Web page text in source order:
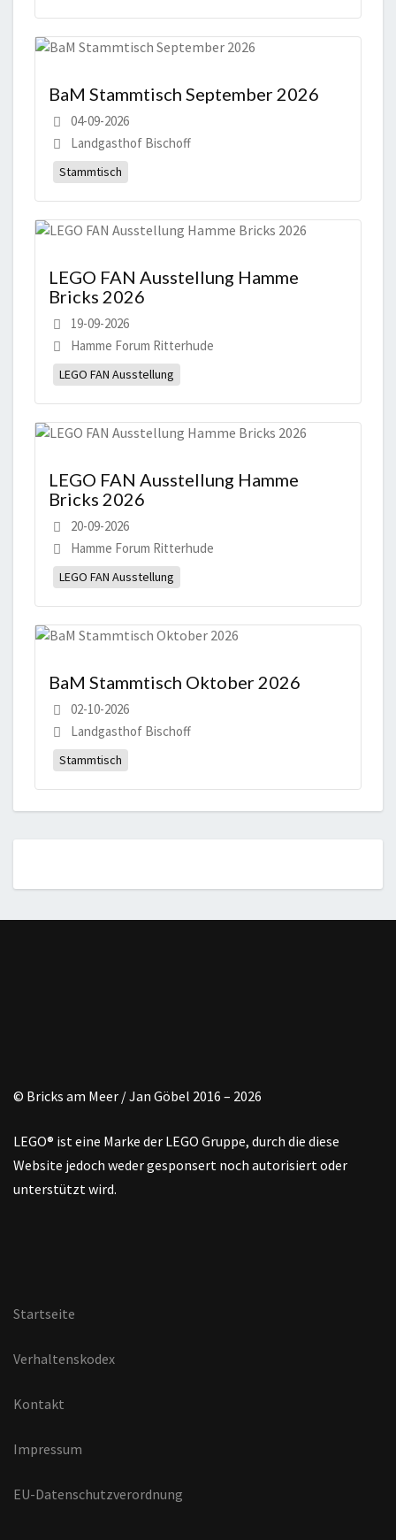
BaM Stammtisch September 2026
04-09-2026
Landgasthof Bischoff
Stammtisch
LEGO FAN Ausstellung Hamme
Bricks 2026
19-09-2026
Hamme Forum Ritterhude
LEGO FAN Ausstellung
LEGO FAN Ausstellung Hamme
Bricks 2026
20-09-2026
Hamme Forum Ritterhude
LEGO FAN Ausstellung
BaM Stammtisch Oktober 2026
02-10-2026
Landgasthof Bischoff
Stammtisch
© Bricks am Meer / Jan Göbel 2016 – 2026
LEGO® ist eine Marke der LEGO Gruppe, durch die diese
Website jedoch weder gesponsert noch autorisiert oder
unterstützt wird.
Startseite
Verhaltenskodex
Kontakt
Impressum
EU-Datenschutzverordnung